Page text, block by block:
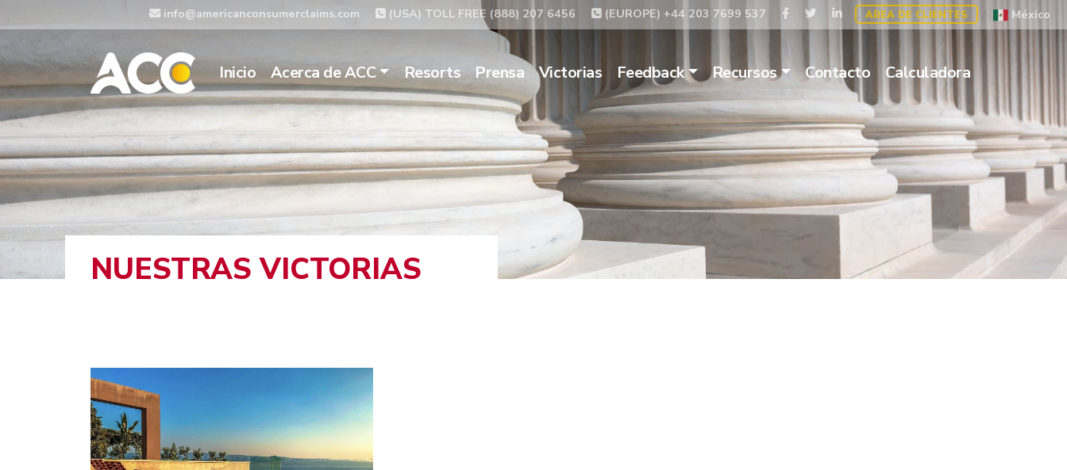
info@americanconsumerclaims.com (USA) TOLL FREE (888) 207 6456 (EUROPE) +44 203 7699 537 AREA DE CLIENTES México
Inicio Acerca de ACC Resorts Prensa Victorias Feedback Recursos Contacto Calculadora
NUESTRAS VICTORIAS